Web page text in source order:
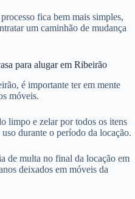
fica bem mais simples,
um caminhão de mudança
para alugar em Ribeirão
é importante ter em mente
móveis.
limpo e zelar por todos os itens
durante o período da locação.
de multa no final da locação em
deixados em móveis da